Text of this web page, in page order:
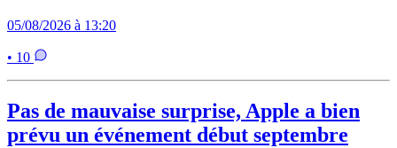
05/08/2026 à 13:20
• 10
Pas de mauvaise surprise, Apple a bien
prévu un événement début septembre